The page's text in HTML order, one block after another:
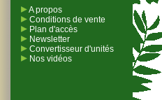
A propos
Conditions de vente
Plan d'accès
Newsletter
Convertisseur d'unités
Nos vidéos